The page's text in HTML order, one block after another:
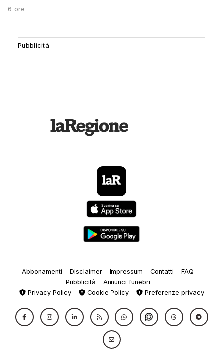
6 ore
Abbonamenti Disclaimer Impressum Contatti
FAQ
Pubblicità
Annunci funebri
Privacy Policy
Cookie Policy Preferenze privacy